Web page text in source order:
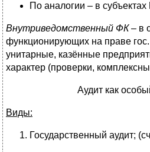
По аналогии – в
Внутриведомственный ФК– в
функционирующих на праве
унитарные, казённые
характер (проверки,
Аудит как
Виды:
Государственный аудит;